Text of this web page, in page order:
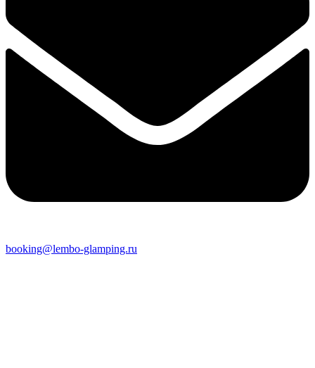
booking@lembo-glamping.ru